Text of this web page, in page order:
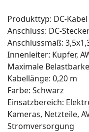
Produkttyp: DC-
Anschluss: DC-
Anschlussmaß:
Innenleiter: Kupfer,
Maximale
Kabellänge: 0,20 m
Farbe: Schwarz
Einsatzbereich:
Kameras, Netzteile,
Stromversorgung